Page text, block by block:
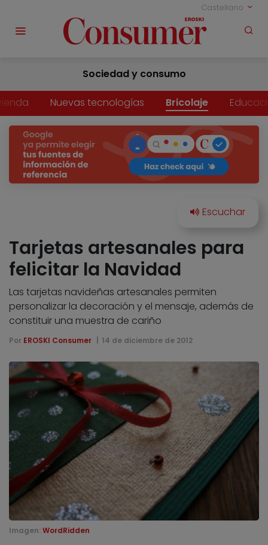
Castellano
Sociedad y consumo
Nuevas tecnologías Bricolaje
Tarjetas artesanales para
felicitar la Navidad
Las tarjetas navideñas artesanales permiten
personalizar la decoración y el mensaje, además de
constituir una muestra de cariño
Por EROSKI Consumer 14 de diciembre de 2012
Imagen: WordRidden